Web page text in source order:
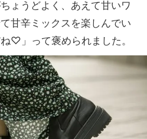
ょうどよく、あえて甘いワ
甘辛ミックスを楽しんでい
♡」って褒められました。